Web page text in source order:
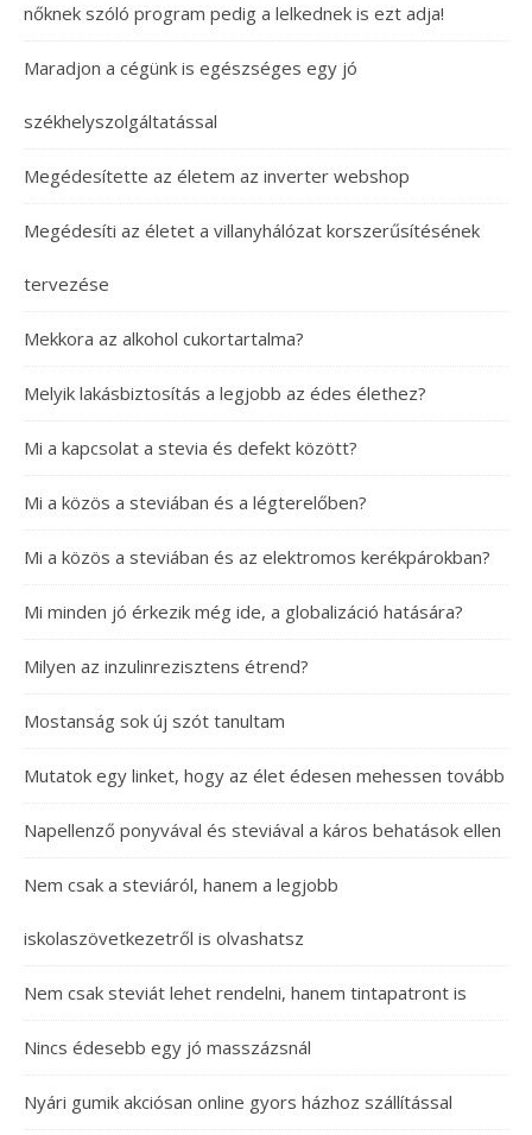
nőknek szóló program pedig a lelkednek is ezt adja!
Maradjon a cégünk is egészséges egy jó
székhelyszolgáltatással
Megédesítette az életem az inverter webshop
Megédesíti az életet a villanyhálózat korszerűsítésének
tervezése
Mekkora az alkohol cukortartalma?
Melyik lakásbiztosítás a legjobb az édes élethez?
Mi a kapcsolat a stevia és defekt között?
Mi a közös a steviában és a légterelőben?
Mi a közös a steviában és az elektromos kerékpárokban?
Mi minden jó érkezik még ide, a globalizáció hatására?
Milyen az inzulinrezisztens étrend?
Mostanság sok új szót tanultam
Mutatok egy linket, hogy az élet édesen mehessen tovább
Napellenző ponyvával és steviával a káros behatások ellen
Nem csak a steviáról, hanem a legjobb
iskolaszövetkezetről is olvashatsz
Nem csak steviát lehet rendelni, hanem tintapatront is
Nincs édesebb egy jó masszázsnál
Nyári gumik akciósan online gyors házhoz szállítással